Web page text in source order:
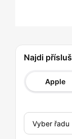
Najdi
Apple